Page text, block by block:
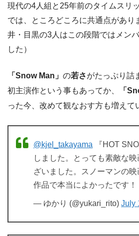
現代の4人組と25年前のタイムスリ
では、ところどころに共通点があり
井・目黒の3人はこの段階ではメン
した）
「Snow Man」 の若さがたっぷり詰
初主演作という事もあってか、
「
った今、改めて観なおす方も増えて
@kjel_takayama 『HOT
しました。とっても素敵な
ざいました。スノーマンの
作品で本当によかったです！
— ゆかり (@yukari_rito) July